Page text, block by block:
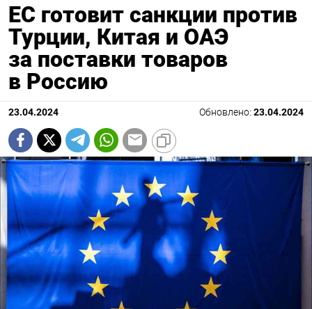
ЕС готовит санкции против
Турции, Китая и ОАЭ
за поставки товаров
в Россию
23.04.2024 Обновлено: 23.04.2024